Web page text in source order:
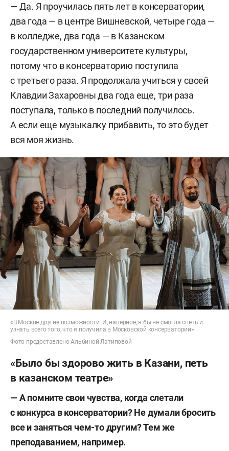
— Да. Я проучилась пять лет в консерватории,
два года — в центре Вишневской, четыре года —
в колледже, два года — в Казанском
государственном университете культуры,
потому что в консерваторию поступила
с третьего раза. Я продолжала учиться у своей
Клавдии Захаровны два года еще, три раза
поступала, только в последний получилось.
А если еще музыкалку прибавить, то это будет
вся моя жизнь.
«В Москве другие возможности. И, наверное, я бы не смогла спеть и
узнать всего того, что я получила в Московской консерватории»
Фото предоставлено Альбиной Латиповой
«Было бы здорово жить в Казани, петь
в казанском театре»
— А помните свои чувства, когда слетали
с конкурса в консерватории? Не думали бросить
все и заняться чем-то другим? Тем же
преподаванием, например.